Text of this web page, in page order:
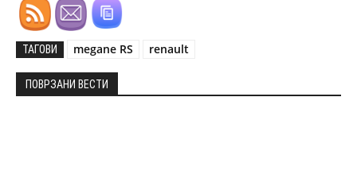
ТАГОВИ megane RS renault
ПОВРЗАНИ ВЕСТИ